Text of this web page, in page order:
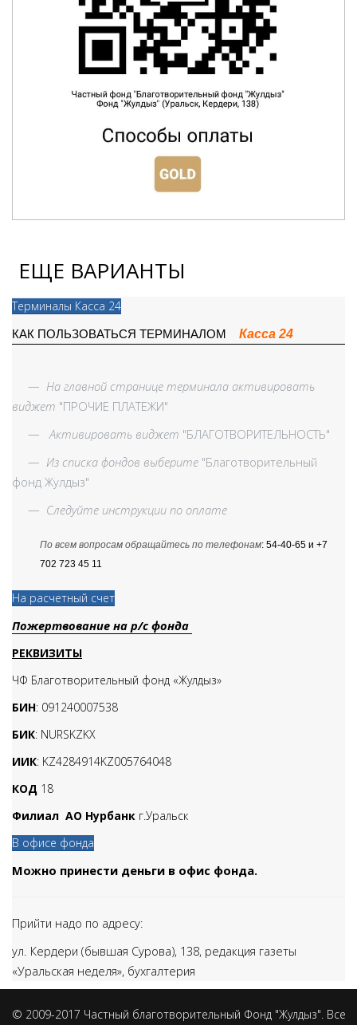
ЕЩЕ ВАРИАНТЫ
Терминалы Касса 24
КАК ПОЛЬЗОВАТЬСЯ ТЕРМИНАЛОМ Касса 24
— На главной странице терминала активировать
виджет "ПРОЧИЕ ПЛАТЕЖИ"
— Активировать виджет "БЛАГОТВОРИТЕЛЬНОСТЬ"
— Из списка фондов выберите "Благотворительный
фонд Жулдыз"
— Следуйте инструкции по оплате
По всем вопросам обращайтесь по телефонам: 54-40-65 и +7
702 723 45 11
На расчетный счет
Пожертвование на р/с фонда
РЕКВИЗИТЫ
ЧФ Благотворительный фонд «Жулдыз»
БИН: 091240007538
БИК: NURSKZKX
ИИК: KZ4284914KZ005764048
КОД 18
Филиал АО Нурбанк г.Уральск
В офисе фонда
Можно принести деньги в офис фонда.
Прийти надо по адресу:
ул. Кердери (бывшая Сурова), 138, редакция газеты
«Уральская неделя», бухгалтерия
© 2009-2017 Частный благотворительный Фонд "Жулдыз". Все